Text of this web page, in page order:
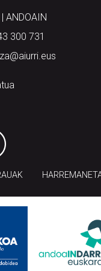
ANDOAIN
300 731